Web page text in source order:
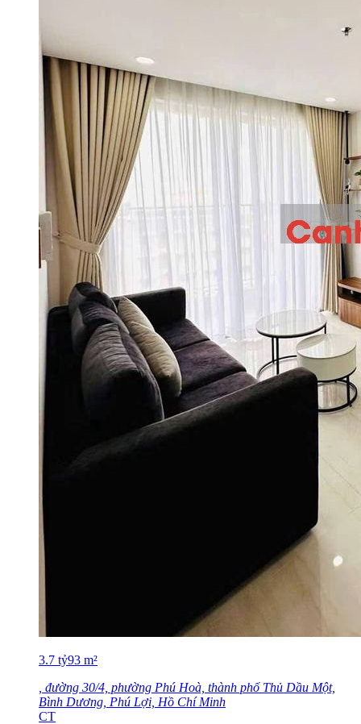
3.7 tỷ93 m²
, đường 30/4, phường Phú Hoà, thành phố Thủ Dầu Một,
Bình Dương, Phú Lợi, Hồ Chí Minh
CT